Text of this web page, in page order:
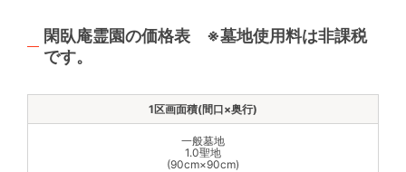
閑臥庵霊園の価格表 ※墓地使用料は非課税
です。
一般墓地
1.0聖地
(90cm×90cm)